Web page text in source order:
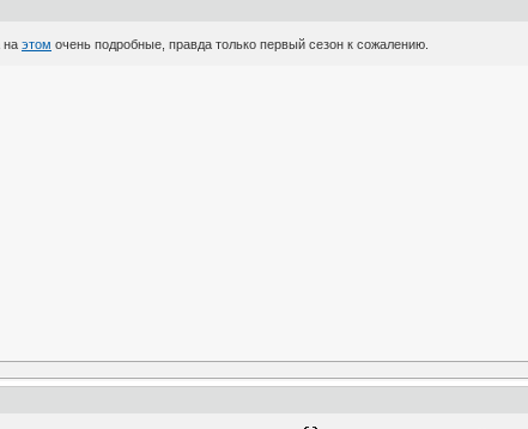
наэтом очень подробные, правда только первый сезон к сожалению.